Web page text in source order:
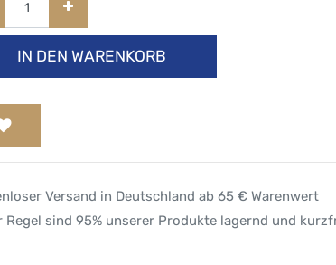
IN DEN WARENKORB
Versand in Deutschland ab 65 € Warenwert
Regel sind 95% unserer Produkte lagernd und